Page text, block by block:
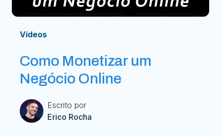
Vídeos
Como Monetizar um
Negócio Online
Escrito por
Erico Rocha